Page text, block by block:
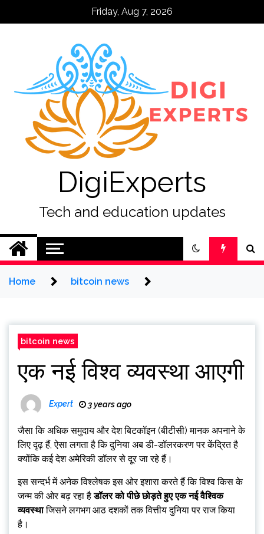
Friday, Aug 7, 2026
DigiExperts
Tech and education updates
Home bitcoin news
bitcoin news
एक नई विश्व व्यवस्था आएगी
Expert 3 years ago
जैसा कि अधिक समुदाय और देश बिटकॉइन (बीटीसी) मानक अपनाने के
लिए दृढ़ हैं, ऐसा लगता है कि दुनिया अब डी-डॉलरकरण पर केंद्रित है
क्योंकि कई देश अमेरिकी डॉलर से दूर जा रहे हैं।
इस सन्दर्भ में अनेक विश्लेषक इस ओर इशारा करते हैं कि विश्व किस के
जन्म की ओर बढ़ रहा हैडॉलर को पीछे छोड़ते हुए एक नई वैश्विक
व्यवस्थाजिसने लगभग आठ दशकों तक वित्तीय दुनिया पर राज किया
है।